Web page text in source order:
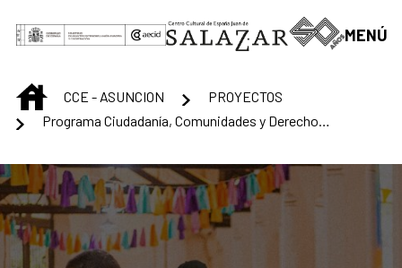
Saltar al contenido principal
MENÚ
INICIOCCE - ASUNCION
PROYECTOS